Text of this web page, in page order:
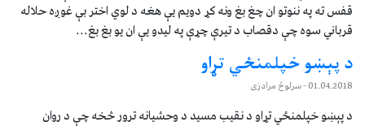
قفس ته په ننوتو ان چغ بغ ونه کړ دویم یې هغه د لوي اختر بې غوږه حلاله
قرباني سوه چې دقصاب د تیرې چړې په لیدو یې ان یو بغ بغ...
د پېښو خپلمنځي تړاو
01.04.2018- سرلوڅ مرادزی
د پېښو خپلمنځي تړاو د نقیب مسید د وحشیانه ترور څخه چې د روان